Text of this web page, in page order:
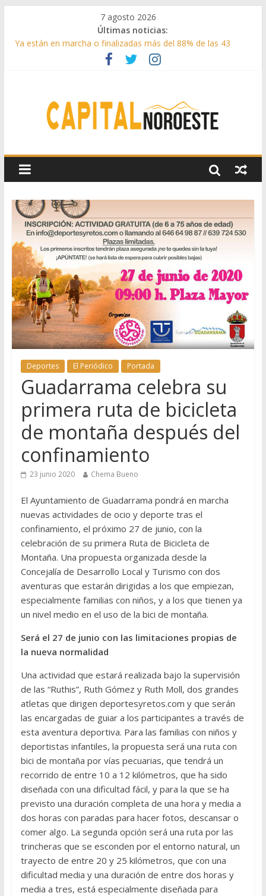
7 agosto 2026
Últimas noticias:
Ya están en marcha o finalizadas más del 88% de las 43
medidas urgentes para reconstruir la Sierra Oeste
Cerca de 33.000 asistentes en los espectáculos de la
kilos de forraje a las ganaderías afectadas por los incendios
de la Sierra Oeste
Guadarrama abre matricula 2026-2027 del Aula de
Humanidades
Deportes El Periódico Portada
Guadarrama celebra su
primera ruta de bicicleta
de montaña después del
confinamiento
23 junio 2020 Chema Bueno
El Ayuntamiento de Guadarrama pondrá en marcha
nuevas actividades de ocio y deporte tras el
confinamiento, el próximo 27 de junio, con la
celebración de su primera Ruta de Bicicleta de
Montaña. Una propuesta organizada desde la
Concejalía de Desarrollo Local y Turismo con dos
aventuras que estarán dirigidas a los que empiezan,
especialmente familias con niños, y a los que tienen ya
un nivel medio en el uso de la bici de montaña.
Será el 27 de junio con las limitaciones propias de
la nueva normalidad
Una actividad que estará realizada bajo la supervisión
de las “Ruthis”, Ruth Gómez y Ruth Moll, dos grandes
atletas que dirigen deportesyretos.com y que serán
las encargadas de guiar a los participantes a través de
esta aventura deportiva. Para las familias con niños y
deportistas infantiles, la propuesta será una ruta con
bici de montaña por vías pecuarias, que tendrá un
recorrido de entre 10 a 12 kilómetros, que ha sido
diseñada con una dificultad fácil, y para la que se ha
previsto una duración completa de una hora y media a
dos horas con paradas para hacer fotos, descansar o
comer algo. La segunda opción será una ruta por las
trincheras que se esconden por el entorno natural, un
trayecto de entre 20 y 25 kilómetros, que con una
dificultad media y una duración de entre dos horas y
media a tres, está especialmente diseñada para